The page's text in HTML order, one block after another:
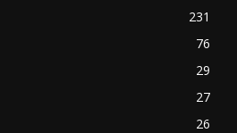
231
76
29
27
26